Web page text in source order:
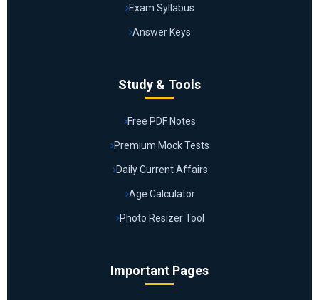
Exam Syllabus
Answer Keys
Study & Tools
Free PDF Notes
Premium Mock Tests
Daily Current Affairs
Age Calculator
Photo Resizer Tool
Important Pages